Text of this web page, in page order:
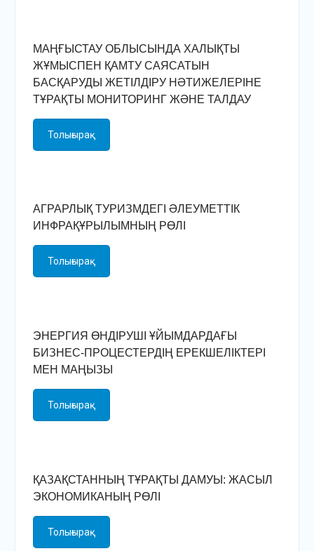
МАҢҒЫСТАУ ОБЛЫСЫНДА ХАЛЫҚТЫ
ЖҰМЫСПЕН ҚАМТУ САЯСАТЫН
БАСҚАРУДЫ ЖЕТІЛДІРУ НӘТИЖЕЛЕРІНЕ
ТҰРАҚТЫ МОНИТОРИНГ ЖӘНЕ ТАЛДАУ
Толығырақ
АГРАРЛЫҚ ТУРИЗМДЕГІ ӘЛЕУМЕТТІК
ИНФРАҚҰРЫЛЫМНЫҢ РӨЛІ
Толығырақ
ЭНЕРГИЯ ӨНДІРУШІ ҰЙЫМДАРДАҒЫ
БИЗНЕС-ПРОЦЕСТЕРДІҢ ЕРЕКШЕЛІКТЕРІ
МЕН МАҢЫЗЫ
Толығырақ
ҚАЗАҚСТАННЫҢ ТҰРАҚТЫ ДАМУЫ: ЖАСЫЛ
ЭКОНОМИКАНЫҢ РӨЛІ
Толығырақ